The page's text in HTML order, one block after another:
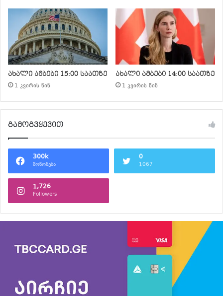
ახალი ამბები 15:00 საათზე
1 კვირის წინ
ახალი ამბები 14:00 საათზე
1 კვირის წინ
გამოგვყევით
300k
მოწონება
0
1067
1,726
Followers